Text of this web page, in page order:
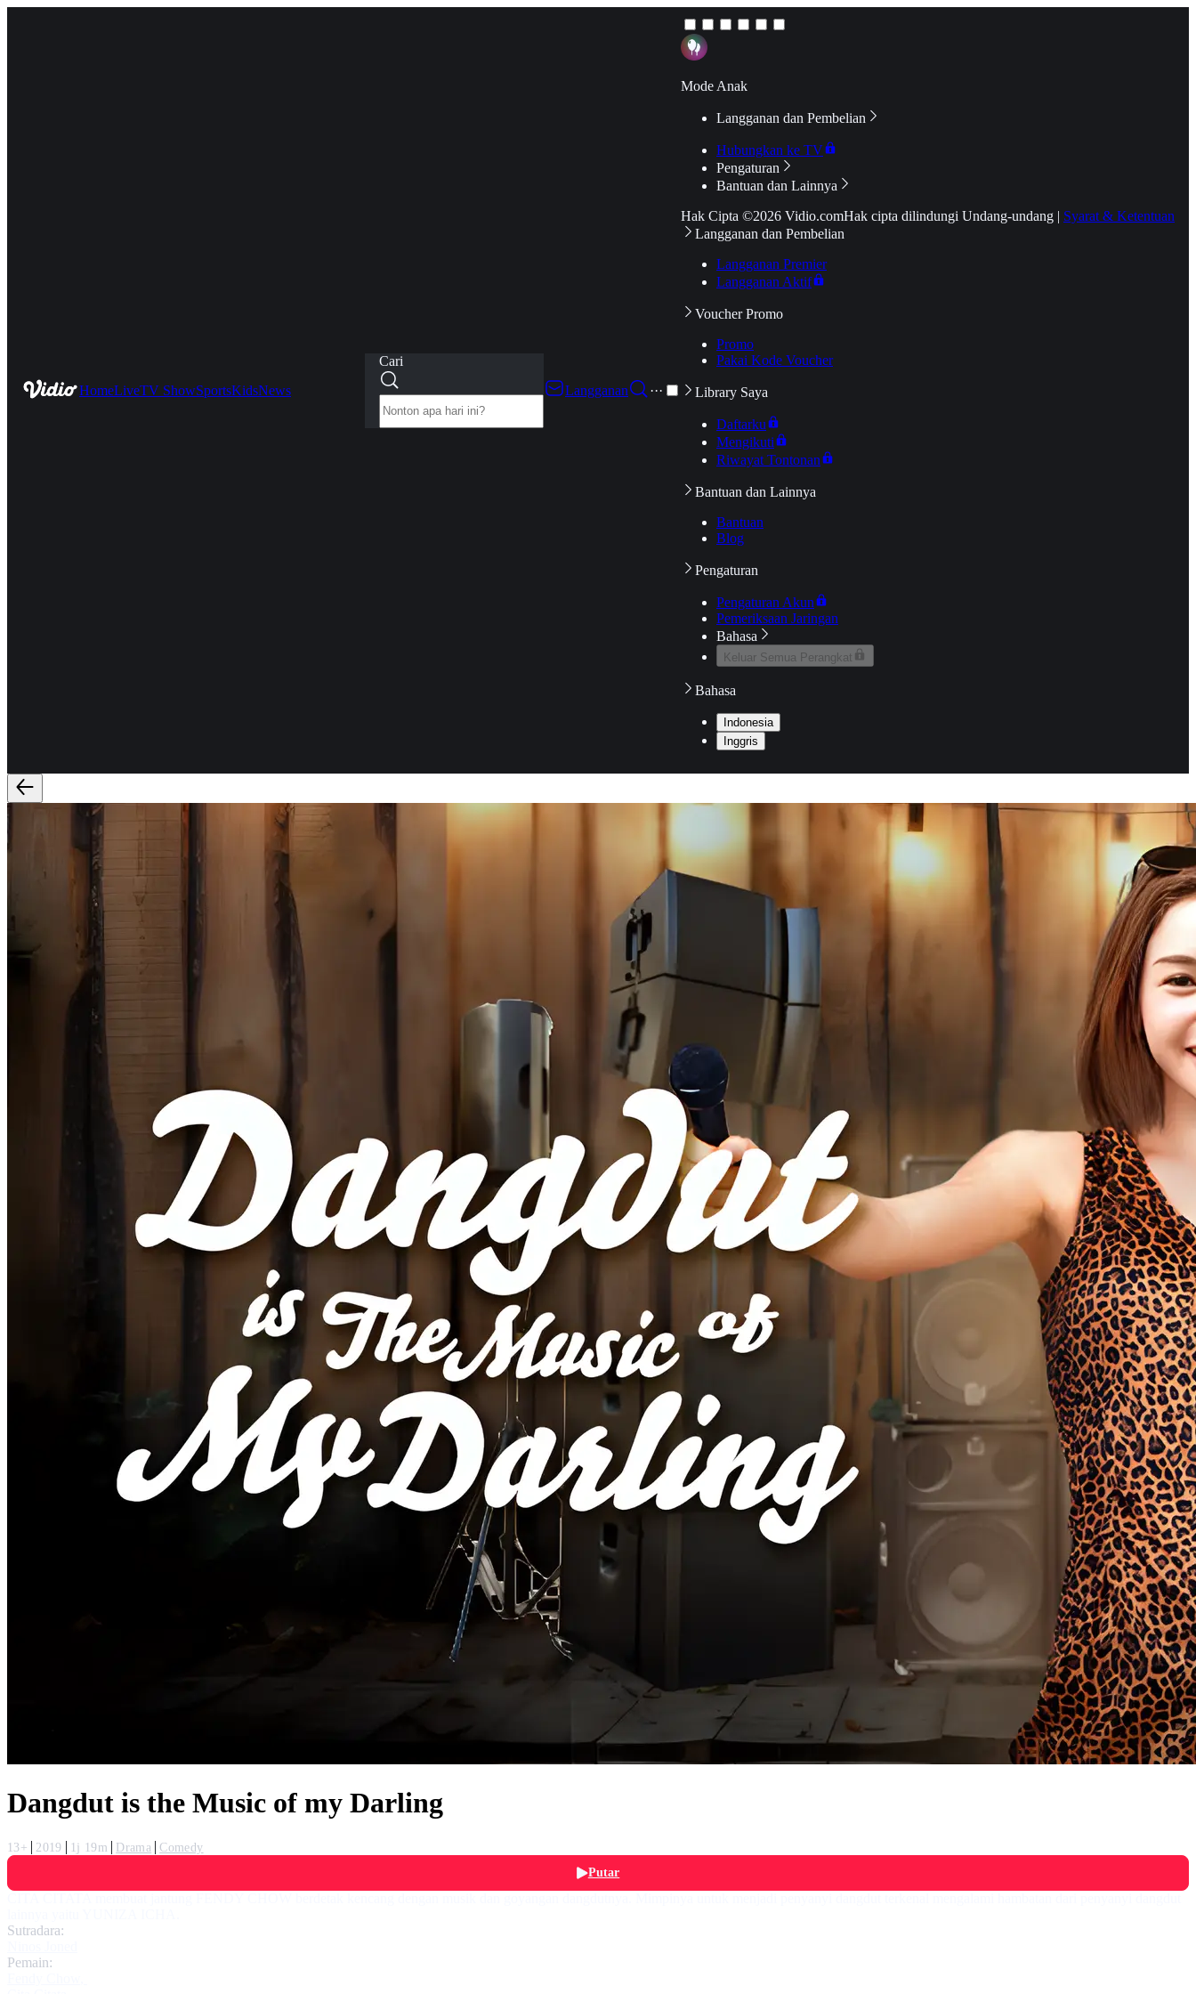
HomeLiveTV ShowSportsKidsNews
Cari
Langganan
···
Mode Anak
Langganan dan Pembelian
Hubungkan ke TV
Pengaturan
Bantuan dan Lainnya
Hak Cipta ©2026 Vidio.comHak cipta dilindungi Undang-undang | Syarat & Ketentuan
Langganan dan Pembelian
Langganan Premier
Langganan Aktif
Voucher Promo
Promo
Pakai Kode Voucher
Library Saya
Daftarku
Mengikuti
Riwayat Tontonan
Bantuan dan Lainnya
Bantuan
Blog
Pengaturan
Pengaturan Akun
Pemeriksaan Jaringan
Bahasa
Keluar Semua Perangkat
Bahasa
Indonesia
Inggris
Dangdut is the Music of my Darling
13+ 2019 1j 19m Drama
Comedy
Putar
Sutradara:
Pemain: